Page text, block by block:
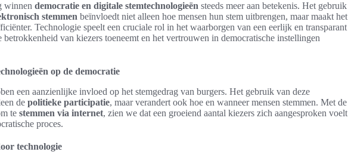
winnen democratie en digitale stemtechnologieën steeds meer aan betekenis. Het gebruik
stemmen beïnvloedt niet alleen hoe mensen hun stem uitbrengen, maar maakt het
Technologie speelt een cruciale rol in het waarborgen van een eerlijk en transparant
van kiezers toeneemt en het vertrouwen in democratische instellingen
op de democratie
een aanzienlijke invloed op het stemgedrag van burgers. Het gebruik van deze
de politieke participatie, maar verandert ook hoe en wanneer mensen stemmen. Met de
te stemmen via internet, zien we dat een groeiend aantal kiezers zich aangesproken voelt
proces.
technologie